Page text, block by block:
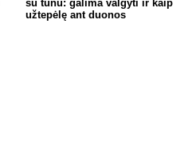
su tunu: galima valgyti ir kaip
užtepėlę ant duonos